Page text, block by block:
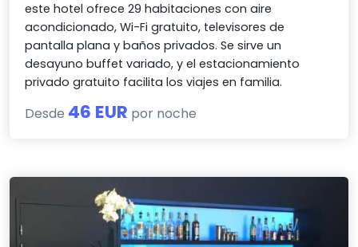
este hotel ofrece 29 habitaciones con aire
acondicionado, Wi-Fi gratuito, televisores de
pantalla plana y baños privados. Se sirve un
desayuno buffet variado, y el estacionamiento
privado gratuito facilita los viajes en familia.
Desde 46 EUR por noche